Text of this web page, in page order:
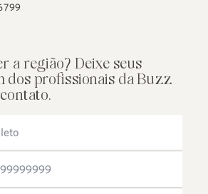
a região? Deixe seus
dos profissionais da Buzz